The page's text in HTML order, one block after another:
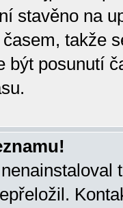
stavěno na
takže
být posunutí